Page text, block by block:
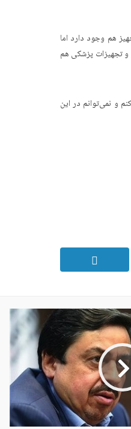
هم وجود دارد اما
و تجهیزات پزشکی هم
و نمی‌توانم در این